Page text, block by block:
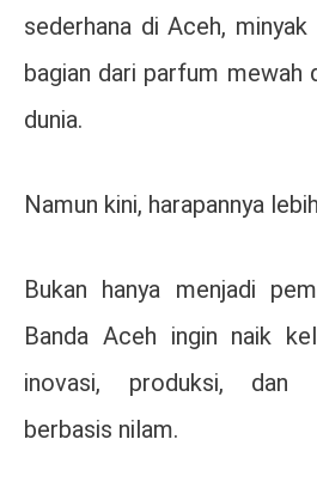
sederhana di Aceh,
bagian dari parfum mewah
dunia.
Namun kini, harapannya
Bukan hanya menjadi
Banda Aceh ingin naik
inovasi, produksi, dan
berbasis nilam.